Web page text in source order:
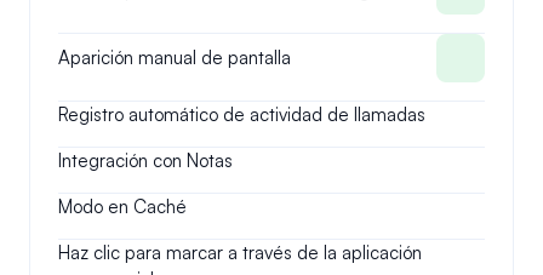
Aparición manual de pantalla
Registro automático de actividad de llamadas
Integración con Notas
Modo en Caché
Haz clic para marcar a través de la aplicación